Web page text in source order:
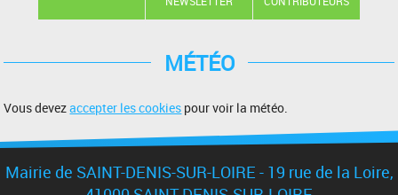
MÉTÉO
Vous devezaccepter les cookies pour voir la météo.
Mairie de SAINT-DENIS-SUR-LOIRE - 19 rue de la Loire,